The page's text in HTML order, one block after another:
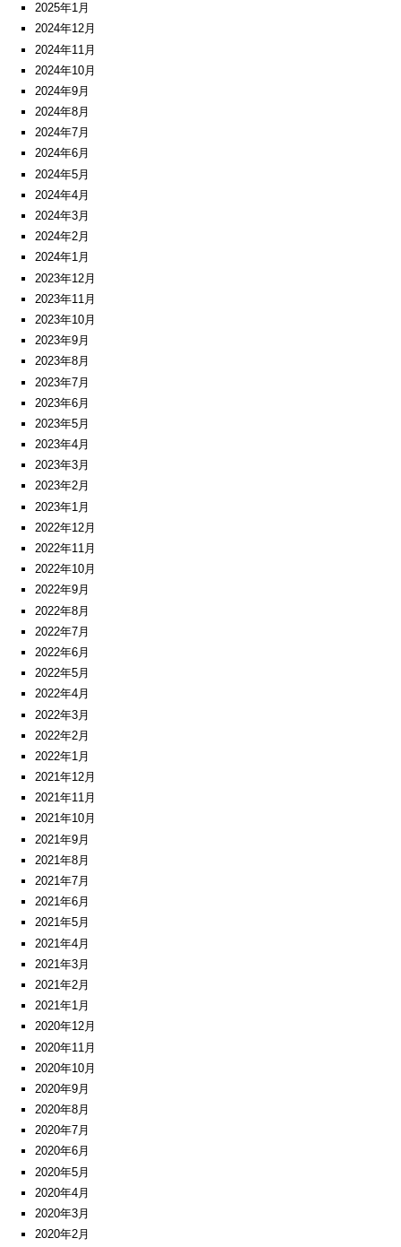
2025年1月
2024年12月
2024年11月
2024年10月
2024年9月
2024年8月
2024年7月
2024年6月
2024年5月
2024年4月
2024年3月
2024年2月
2024年1月
2023年12月
2023年11月
2023年10月
2023年9月
2023年8月
2023年7月
2023年6月
2023年5月
2023年4月
2023年3月
2023年2月
2023年1月
2022年12月
2022年11月
2022年10月
2022年9月
2022年8月
2022年7月
2022年6月
2022年5月
2022年4月
2022年3月
2022年2月
2022年1月
2021年12月
2021年11月
2021年10月
2021年9月
2021年8月
2021年7月
2021年6月
2021年5月
2021年4月
2021年3月
2021年2月
2021年1月
2020年12月
2020年11月
2020年10月
2020年9月
2020年8月
2020年7月
2020年6月
2020年5月
2020年4月
2020年3月
2020年2月